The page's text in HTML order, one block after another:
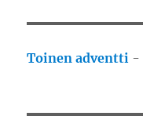
Toinen adventti -